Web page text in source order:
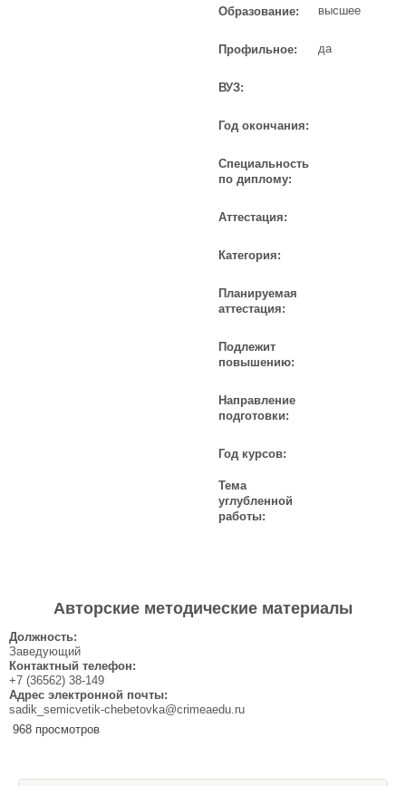
Образование: высшее
Профильное: да
ВУЗ:
Год окончания:
Специальность
по диплому:
Аттестация:
Категория:
Планируемая
аттестация:
Подлежит
повышению:
Направление
подготовки:
Год курсов:
Тема
углубленной
работы:
Авторские методические материалы
Должность:
Заведующий
Контактный телефон:
+7 (36562) 38-149
Адрес электронной почты:
sadik_semicvetik-chebetovka@crimeaedu.ru
968 просмотров